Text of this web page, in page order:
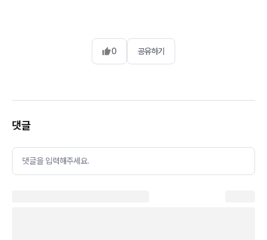
0 공유하기
댓글
댓글을 입력해주세요.